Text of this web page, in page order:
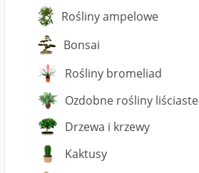
Rośliny ampelowe
Bonsai
Rośliny bromeliad
Ozdobne rośliny liściaste
Drzewa i krzewy
Kaktusy